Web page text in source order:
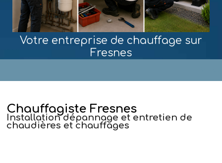
Votre entreprise de chauffage sur
Fresnes
Chauffagiste Fresnes
Installation dépannage et entretien de
chaudières et chauffages